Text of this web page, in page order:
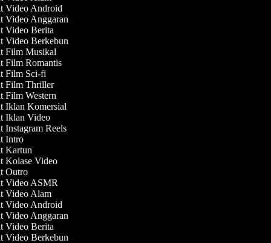
Video Android
Video Anggaran
Video Berita
Video Berkebun
Film Musikal
Film Romantis
Film Sci-fi
Film Thriller
Film Western
Iklan Komersial
Iklan Video
Instagram Reels
Intro
Kartun
Kolase Video
Outro
Video ASMR
Video Alam
Video Android
Video Anggaran
Video Berita
Video Berkebun